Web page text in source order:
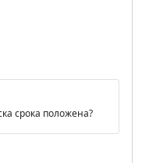
срока положена?